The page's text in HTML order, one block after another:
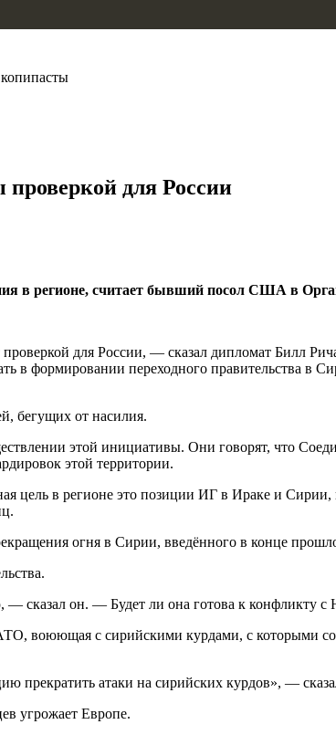
для России
в регионе, считает бывший посол США в
для России, — сказал дипломат Билл
в формировании переходного правительства в
бегущих от насилия.
этой инициативы. Они говорят, что
этой территории.
цель в регионе это позиции ИГ в Ираке и
огня в Сирии, введённого в конце
— сказал он. — Будет ли она готова к конфликту
воюющая с сирийскими курдами, с которыми
прекратить атаки на сирийских курдов», —
угрожает Европе.